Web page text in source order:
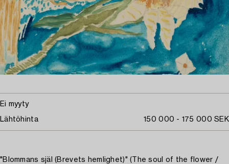
Ei myyty
Lähtöhinta 150 000 - 175 000 SEK
"Blommans själ (Brevets hemlighet)" (The soul of the flower /